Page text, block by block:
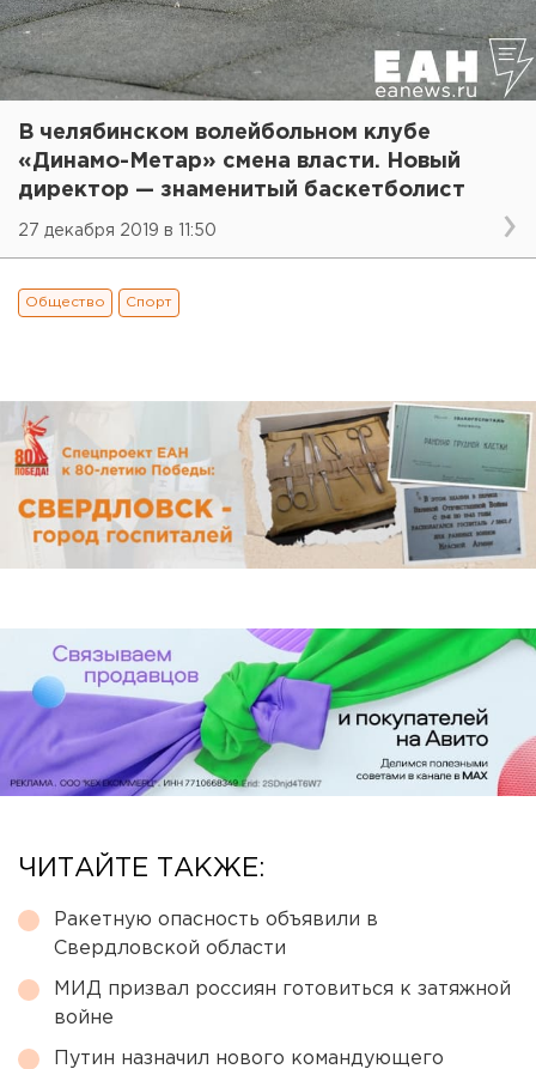
В челябинском волейбольном клубе
«Динамо-Метар» смена власти. Новый
директор — знаменитый баскетболист
27 декабря 2019 в 11:50
Общество Спорт
ЧИТАЙТЕ ТАКЖЕ:
Ракетную опасность объявили в
Свердловской области
МИД призвал россиян готовиться к затяжной
войне
Путин назначил нового командующего